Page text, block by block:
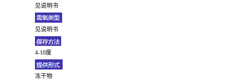
见说明书
见说明书
4-10度
冻干物